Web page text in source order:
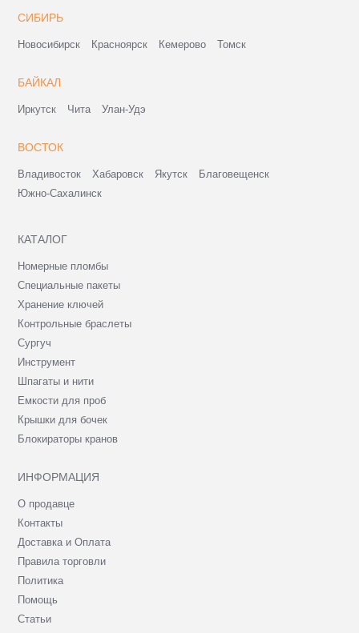
СИБИРЬ
Новосибирск Красноярск Кемерово Томск
БАЙКАЛ
Иркутск Чита Улан-Удэ
ВОСТОК
Владивосток Хабаровск Якутск
Благовещенск
Южно-Сахалинск
КАТАЛОГ
Номерные пломбы
Специальные пакеты
Хранение ключей
Контрольные браслеты
Сургуч
Инструмент
Шпагаты и нити
Емкости для проб
Крышки для бочек
Блокираторы кранов
ИНФОРМАЦИЯ
О продавце
Контакты
Доставка и Оплата
Правила торговли
Политика
Помощь
Статьи